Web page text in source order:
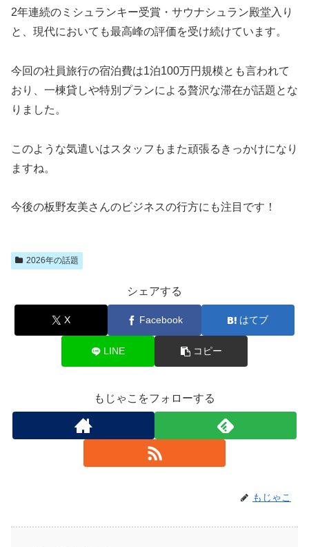
2年連続のミシュランキー受賞・サウナシュラン殿堂入り
と、現代においても最高峰の評価を受け続けています。
今回の社員旅行の宿泊費は1泊100万円規模とも言われて
おり、一棟貸しや特別プランによる贅沢な滞在が話題とな
りました。
このような気遣いはスタッフもまた頑張るきっかけになり
ますね。
今後の板野友美さんのビジネスの行方にも注目です！
2026年の話題
シェアする
X Facebook はてブ
LINE コピー
もじゃこをフォローする
もじゃこ